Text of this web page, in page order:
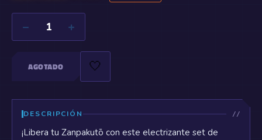
− 1 +
AGOTADO 🤍
DESCRIPCIÓN
¡Libera tu Zanpakutō con este electrizante set de